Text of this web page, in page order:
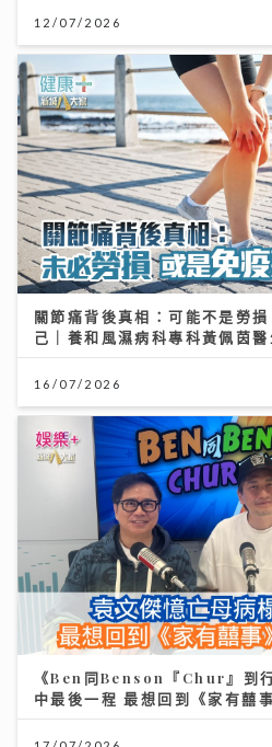
12/07/2026
關節痛背後真相：可能不是勞
己｜養和風濕病科專科黃佩茵醫
16/07/2026
《Ben同Benson『Chur』到
中最後一程 最想回到《家有囍